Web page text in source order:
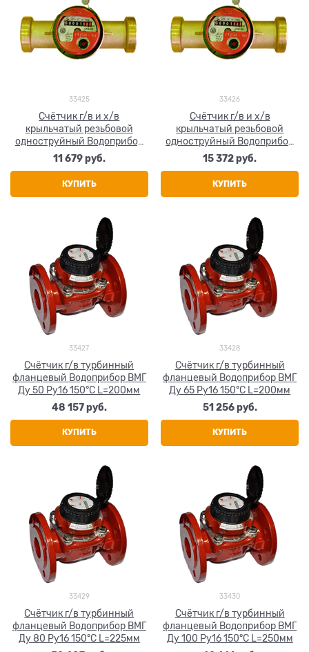
33425
Счётчик г/в и х/в
крыльчатый резьбовой
одноструйный Водоприбор
СКБ 1 1/4" (Ду 32) Ру16 90°С
L=170мм
11 679 руб.
КУПИТЬ
33426
Счётчик г/в и х/в
крыльчатый резьбовой
одноструйный Водоприбор
СКБ 1 1/2" (Ду 40) Ру16 90°С
L=190мм
15 372 руб.
КУПИТЬ
33427
Счётчик г/в турбинный
фланцевый Водоприбор ВМГ
Ду 50 Ру16 150°С L=200мм
48 157 руб.
КУПИТЬ
33428
Счётчик г/в турбинный
фланцевый Водоприбор ВМГ
Ду 65 Ру16 150°С L=200мм
51 256 руб.
КУПИТЬ
33429
Счётчик г/в турбинный
фланцевый Водоприбор ВМГ
Ду 80 Ру16 150°С L=225мм
33430
Счётчик г/в турбинный
фланцевый Водоприбор ВМГ
Ду 100 Ру16 150°С L=250мм